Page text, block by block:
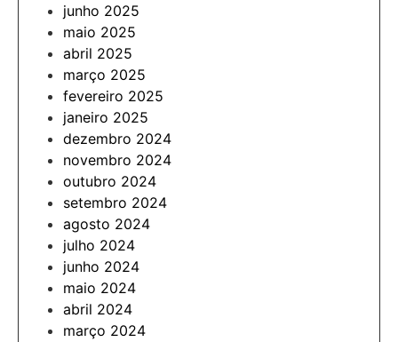
junho 2025
maio 2025
abril 2025
março 2025
fevereiro 2025
janeiro 2025
dezembro 2024
novembro 2024
outubro 2024
setembro 2024
agosto 2024
julho 2024
junho 2024
maio 2024
abril 2024
março 2024